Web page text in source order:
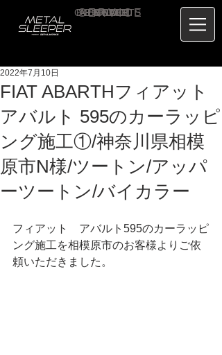
HOME
CONCEPT
SERVICE
ABOUT US
BLOG
PRICE
CONTACT
RECRUIT
FIAT ABARTHフィアット
アバルト 595のカーラッピ
ング施工①/神奈川県相模
原市N様/ツートン/アッパ
ーツートン/バイカラー
2022年7月10日
フィアット　アバルト595のカーラッピ
ング施工を相模原市のお客様よりご依
頼いただきました。